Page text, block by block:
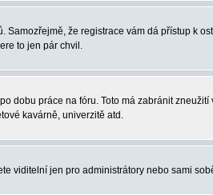
že registrace vám dá přístup k
to jen pár chvil.
dobu práce na fóru. Toto má zabránit
kavárně, univerzitě atd.
viditelní jen pro administrátory nebo sami